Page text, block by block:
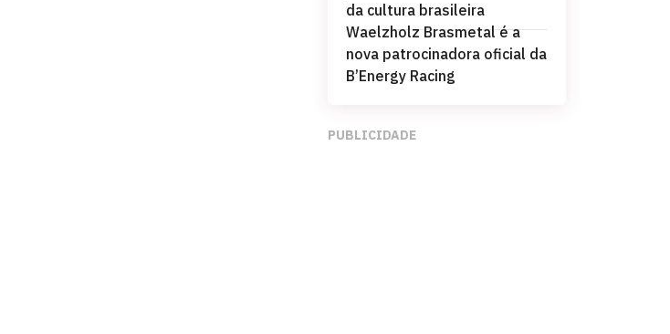
da cultura brasileira
Waelzholz Brasmetal é a
nova patrocinadora oficial da
B’Energy Racing
PUBLICIDADE